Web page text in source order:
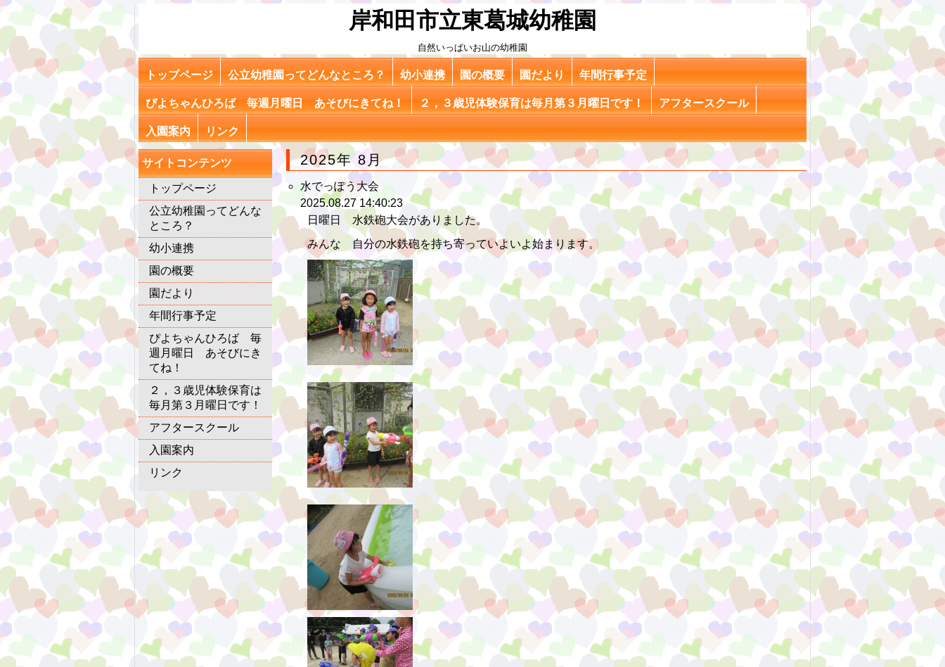
岸和田市立東葛城幼稚園
自然いっぱいお山の幼稚園
トップページ 公立幼稚園ってどんなところ？ 幼小連携 園の概要 園だより 年間行事予定
ぴよちゃんひろば 毎週月曜日 あそびにきてね！ ２，３歳児体験保育は毎月第３月曜日です！ アフタースクール
入園案内 リンク
サイトコンテンツ
トップページ
公立幼稚園ってどんな
ところ？
幼小連携
園の概要
園だより
年間行事予定
ぴよちゃんひろば 毎
週月曜日 あそびにき
てね！
２，３歳児体験保育は
毎月第３月曜日です！
アフタースクール
入園案内
リンク
2025年 8月
水でっぽう大会
2025.08.27 14:40:23
日曜日 水鉄砲大会がありました。
みんな 自分の水鉄砲を持ち寄っていよいよ始まります。